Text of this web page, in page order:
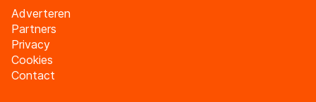
Adverteren
Partners
Privacy
Cookies
Contact